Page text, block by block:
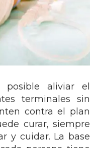
posible aliviar el
terminales sin
contra el plan
curar, siempre
y cuidar. La base